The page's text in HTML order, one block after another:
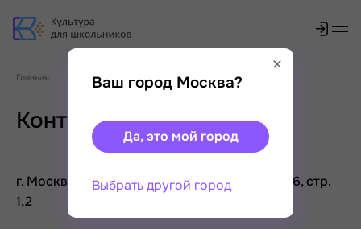
Главная
Контакты
г. Москва, Малый Гнездниковский пер., д. 7/6, стр.
1,2
Ваш город Москва?
Да, это мой город
Выбрать другой город